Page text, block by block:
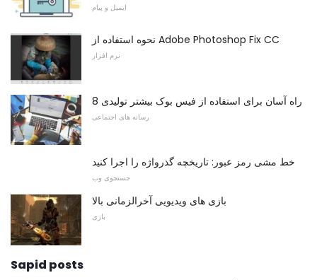
ایمیل و پیام
نحوه استفاده از Adobe Photoshop Fix CC
نرم افزار
8 راه آسان برای استفاده از فیس بوک بیشتر تولیدی
رسانه های اجتماعی
خط مشی رمز عبور: تاریخچه گذرواژه را اجرا کنید
جستجوی وب
بازی های ویدیویی آخرالزمانی بالا
بازی
Sapid posts